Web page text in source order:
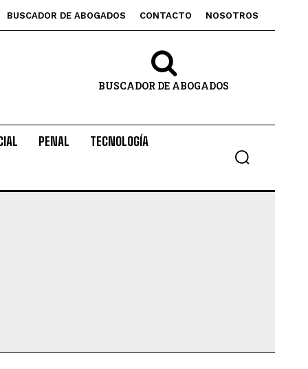
BUSCADOR DE ABOGADOS CONTACTO NOSOTROS
BUSCADOR DE ABOGADOS
PENAL TECNOLOGÍA